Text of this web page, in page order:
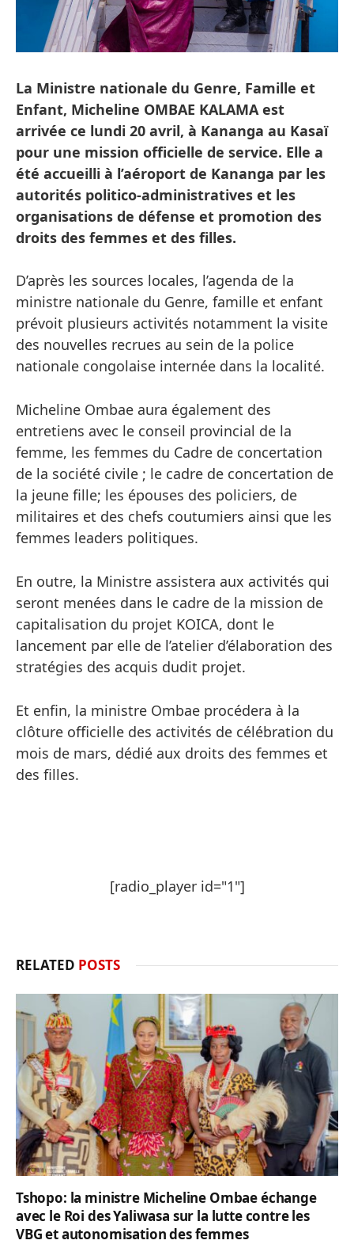
La Ministre nationale du Genre, Famille et
Enfant, Micheline OMBAE KALAMA est
arrivée ce lundi 20 avril, à Kananga au Kasaï
pour une mission officielle de service. Elle a
été accueilli à l’aéroport de Kananga par les
autorités politico-administratives et les
organisations de défense et promotion des
droits des femmes et des filles.
D’après les sources locales, l’agenda de la
ministre nationale du Genre, famille et enfant
prévoit plusieurs activités notamment la visite
des nouvelles recrues au sein de la police
nationale congolaise internée dans la localité.
Micheline Ombae aura également des
entretiens avec le conseil provincial de la
femme, les femmes du Cadre de concertation
de la société civile ; le cadre de concertation de
la jeune fille; les épouses des policiers, de
militaires et des chefs coutumiers ainsi que les
femmes leaders politiques.
En outre, la Ministre assistera aux activités qui
seront menées dans le cadre de la mission de
capitalisation du projet KOICA, dont le
lancement par elle de l’atelier d’élaboration des
stratégies des acquis dudit projet.
Et enfin, la ministre Ombae procédera à la
clôture officielle des activités de célébration du
mois de mars, dédié aux droits des femmes et
des filles.
[radio_player id="1"]
RELATED POSTS
Tshopo: la ministre Micheline Ombae échange
avec le Roi des Yaliwasa sur la lutte contre les
VBG et autonomisation des femmes